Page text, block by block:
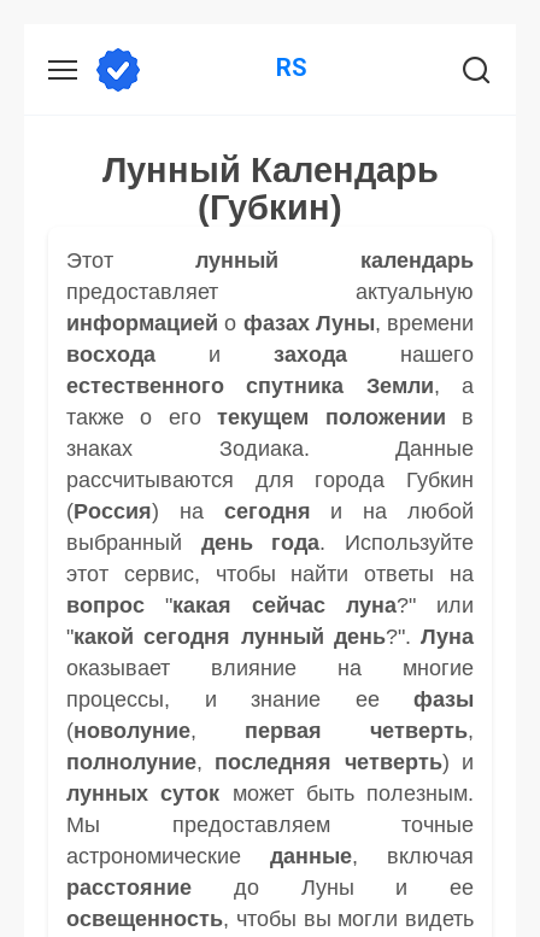
RS
Лунный Календарь
(Губкин)
Этот лунный календарь
предоставляет актуальную
информацией о фазах Луны, времени
восхода и захода нашего
естественного спутника
Земли, а
также о еготекущем положении в
знаках Зодиака. Данные
рассчитываются для города Губкин
(Россия) на сегодня и на любой
выбранный день года. Используйте
этот сервис, чтобы найти ответы на
вопрос "какая сейчас луна?" или
"какой сегодня лунный день?". Луна
оказывает влияние на многие
процессы, и знание ее фазы
(новолуние, первая четверть,
полнолуние, последняя четверть) и
лунных суток может быть полезным.
Мы предоставляем точные
астрономические данные, включая
расстояние до Луны и ее
освещенность, чтобы вы могли видеть